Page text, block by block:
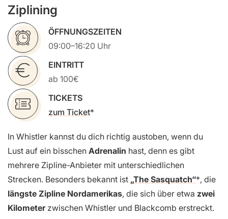
Ziplining
ÖFFNUNGSZEITEN
09:00–16:20 Uhr
EINTRITT
ab 100€
TICKETS
zum Ticket
In Whistler kannst du dich richtig austoben, wenn du
Lust auf ein bisschen Adrenalin hast, denn es gibt
mehrere Zipline-Anbieter mit unterschiedlichen
Strecken. Besonders bekannt ist „The Sasquatch“ , die
längste Zipline Nordamerikas, die sich über etwa zwei
Kilometerzwischen Whistler und Blackcomb erstreckt.